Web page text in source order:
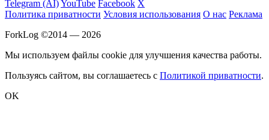
Telegram (AI)YouTube Facebook X
Политика приватности Условия использования О нас Реклама
ForkLog ©2014 — 2026
Мы используем файлы cookie для улучшения качества работы.
Пользуясь сайтом, вы соглашаетесь с Политикой приватности.
OK